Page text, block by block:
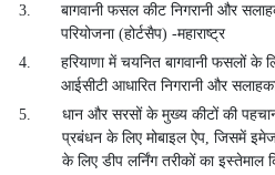
3.
बागवानी फसल कीट निगरानी और
परियोजना (होर्टसैप) -महाराष्ट्र
4.
हरियाणा में चयनित बागवानी फसलों के
आईसीटी आधारित निगरानी और
5.
धान और सरसों के मुख्य कीटों की
प्रबंधन के लिए मोबाइल ऐप, जिसमें
के लिए डीप लर्निंग तरीकों का इस्तेमाल